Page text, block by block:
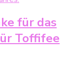
für das
Toffifee